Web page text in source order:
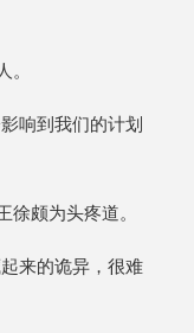
。
响到我们的计划
徐颇为头疼道。
来的诡异，很难